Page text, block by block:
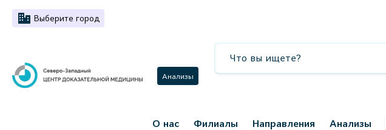
Выберите город
Анализы
О нас Филиалы Направления Анализы